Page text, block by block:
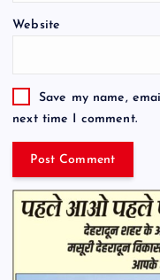
Website
Save my name,
next time I comment.